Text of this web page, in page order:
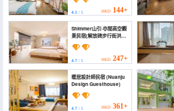
(Chongqing
Jiefangbei))
4.1 / 5 HKD 144+
悅雅居酒店(重慶
Street,
4.7/ 5
Shimmer山引·亦間高空觀
景民宿(解放碑步行街洪崖
洞店) (Shanyin Yijian
Homestay (Chongqing
Jiefangbei Branch))
4.7 / 5 HKD 247+
暖居設計師民宿 (Nuanju
Design Guesthouse)
4.7 / 5 HKD 361+